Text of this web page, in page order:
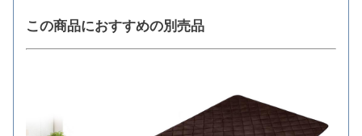
この商品におすすめの別売品